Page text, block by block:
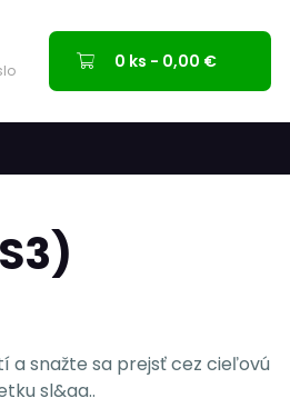
0 ks - 0,00 €
a snažte sa prejsť cez cieľovú
sl&aa..